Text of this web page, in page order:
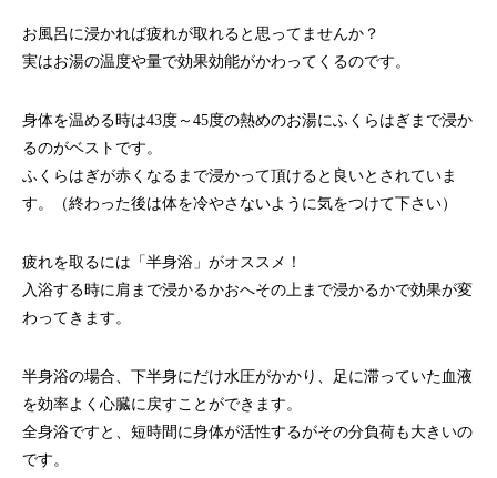
お風呂に浸かれば疲れが取れると思ってませんか？
実はお湯の温度や量で効果効能がかわってくるのです。
身体を温める時は43度～45度の熱めのお湯にふくらはぎまで浸か
るのがベストです。
ふくらはぎが赤くなるまで浸かって頂けると良いとされていま
す。（終わった後は体を冷やさないように気をつけて下さい）
疲れを取るには「半身浴」がオススメ！
入浴する時に肩まで浸かるかおへその上まで浸かるかで効果が変
わってきます。
半身浴の場合、下半身にだけ水圧がかかり、足に滞っていた血液
を効率よく心臓に戻すことができます。
全身浴ですと、短時間に身体が活性するがその分負荷も大きいの
です。